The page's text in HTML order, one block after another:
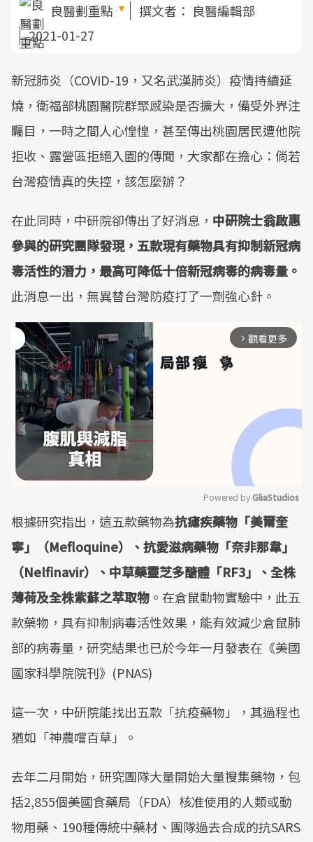
良醫劃重點 撰文者： 良醫編輯部
2021-01-27
新冠肺炎（COVID-19，又名武漢肺炎）疫情持續延
燒，衛福部桃園醫院群聚感染是否擴大，備受外界注
矚目，一時之間人心惶惶，甚至傳出桃園居民遭他院
拒收、露營區拒絕入園的傳聞，大家都在擔心：倘若
台灣疫情真的失控，該怎麼辦？
在此同時，中研院卻傳出了好消息， 中研院士翁啟惠
參與的研究團隊發現，五款現有藥物具有抑制新冠病
毒活性的潛力，最高可降低十倍新冠病毒的病毒量。
此消息一出，無異替台灣防疫打了一劑強心針。
arrow_forward_ios 觀看更多
Mute
Powered by GliaStudios
根據研究指出，這五款藥物為抗瘧疾藥物「美爾奎
寧」（Mefloquine）、抗愛滋病藥物「奈非那韋」
（Nelfinavir）、中草藥靈芝多醣體「RF3」、全株
薄荷及全株紫蘇之萃取物 。在倉鼠動物實驗中，此五
款藥物，具有抑制病毒活性效果，能有效減少倉鼠肺
部的病毒量，研究結果也已於今年一月發表在《美國
國家科學院院刊》(PNAS)
這一次，中研院能找出五款「抗疫藥物」，其過程也
猶如「神農嚐百草」。
去年二月開始，研究團隊大量開始大量搜集藥物，包
括2,855個美國食藥局（FDA）核准使用的人類或動
物用藥、190種傳統中藥材、團隊過去合成的抗SARS